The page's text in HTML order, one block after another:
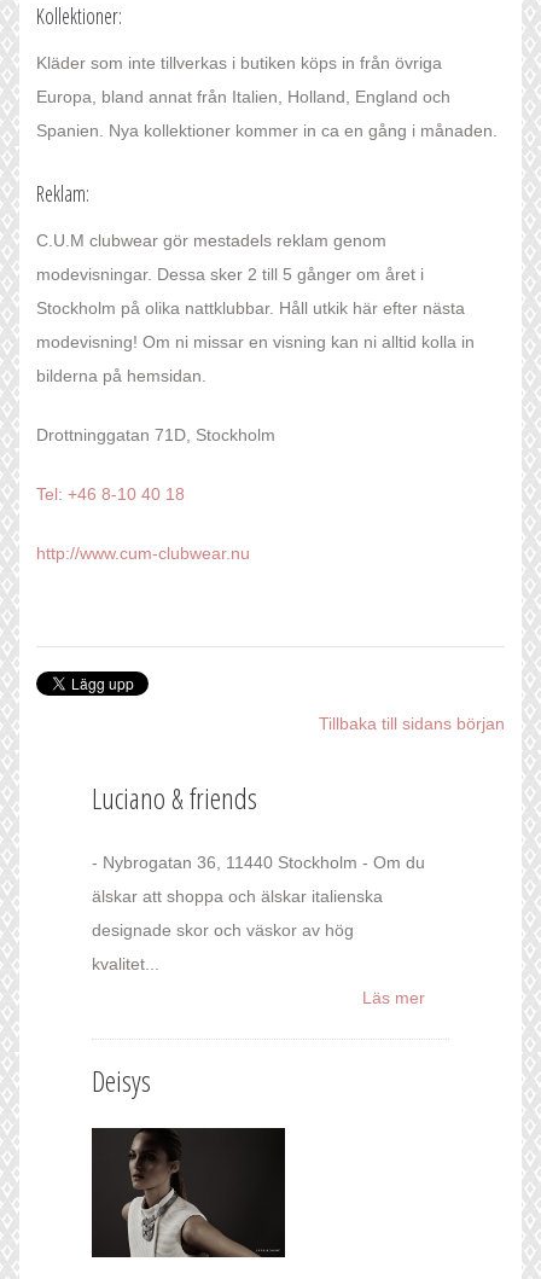
Kollektioner:
Kläder som inte tillverkas i butiken köps in från övriga
Europa, bland annat från Italien, Holland, England och
Spanien. Nya kollektioner kommer in ca en gång i månaden.
Reklam:
C.U.M clubwear gör mestadels reklam genom
modevisningar. Dessa sker 2 till 5 gånger om året i
Stockholm på olika nattklubbar. Håll utkik här efter nästa
modevisning! Om ni missar en visning kan ni alltid kolla in
bilderna på hemsidan.
Drottninggatan 71D, Stockholm
Tel: +46 8-10 40 18
http://www.cum-clubwear.nu
Tillbaka till sidans början
Luciano & friends
- Nybrogatan 36, 11440 Stockholm - Om du
älskar att shoppa och älskar italienska
designade skor och väskor av hög
kvalitet...
Läs mer
Deisys